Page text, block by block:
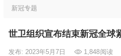
新冠专题
世卫组织宣布结束新冠全球
发布: 2023年5月7日 1,848阅读